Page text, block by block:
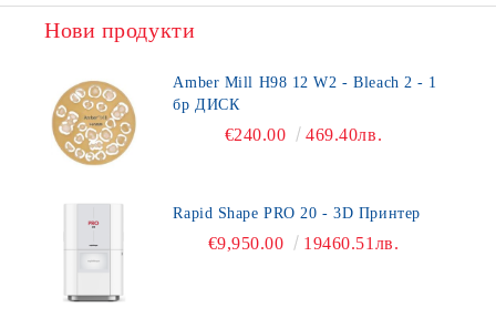
Нови продукти
Amber Mill H98 12 W2 - Bleach 2 - 1
бр ДИСК
€240.00 469.40лв.
Rapid Shape PRO 20 - 3D Принтер
€9,950.00 19460.51лв.